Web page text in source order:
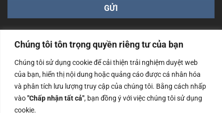
Chúng tôi tôn trọng quyền riêng tư của bạn
Chúng tôi sử dụng cookie để cải thiện trải nghiệm duyệt web
của bạn, hiển thị nội dung hoặc quảng cáo được cá nhân hóa
và phân tích lưu lượng truy cập của chúng tôi. Bằng cách nhấp
vào"Chấp nhận tất cả", bạn đồng ý với việc chúng tôi sử dụng
cookie.
Công ty TNHH Nam Bình Xương - Số ĐKKD: 0108783483
cấp ngày 14/06/2019 bởi Sở Kế Hoạch và Đầu Tư Tp. Hà
Nội